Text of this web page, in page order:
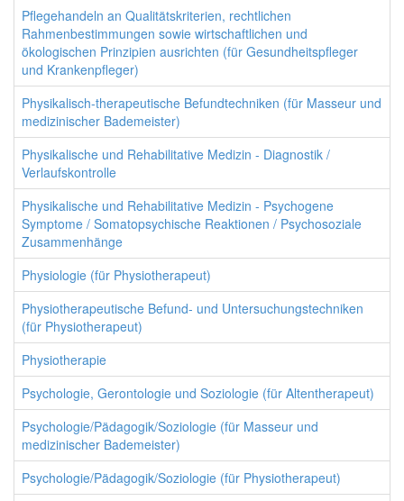
Pflegehandeln an Qualitätskriterien, rechtlichen
Rahmenbestimmungen sowie wirtschaftlichen und
ökologischen Prinzipien ausrichten (für Gesundheitspfleger
und Krankenpfleger)
Physikalisch-therapeutische Befundtechniken (für Masseur und
medizinischer Bademeister)
Physikalische und Rehabilitative Medizin - Diagnostik /
Verlaufskontrolle
Physikalische und Rehabilitative Medizin - Psychogene
Symptome / Somatopsychische Reaktionen / Psychosoziale
Zusammenhänge
Physiologie (für Physiotherapeut)
Physiotherapeutische Befund- und Untersuchungstechniken
(für Physiotherapeut)
Physiotherapie
Psychologie, Gerontologie und Soziologie (für Altentherapeut)
Psychologie/Pädagogik/Soziologie (für Masseur und
medizinischer Bademeister)
Psychologie/Pädagogik/Soziologie (für Physiotherapeut)